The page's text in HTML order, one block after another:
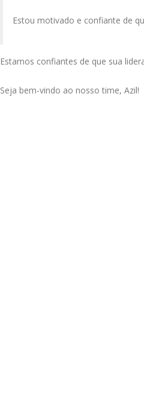
Estou motivado e confiante de
Estamos confiantes de que sua
Seja bem-vindo ao nosso time, Azil!